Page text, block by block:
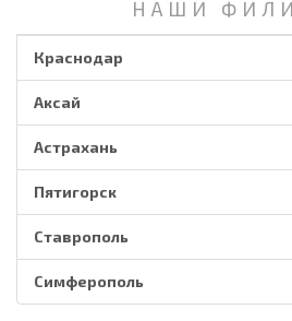
НАШИ
Краснодар
Аксай
Астрахань
Пятигорск
Ставрополь
Симферополь